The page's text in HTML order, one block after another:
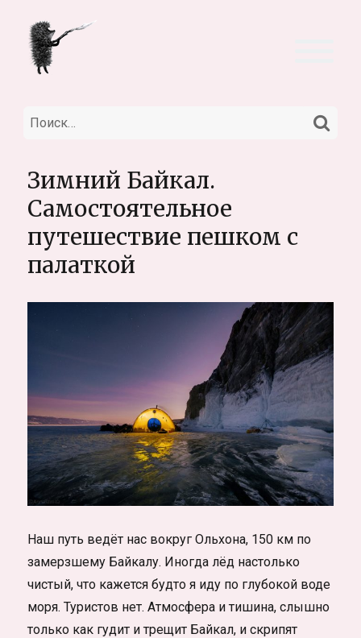
Искать:
Зимний Байкал.
Самостоятельное
путешествие пешком с
палаткой
Наш путь ведёт нас вокруг Ольхона, 150 км по
замерзшему Байкалу. Иногда лёд настолько
чистый, что кажется будто я иду по глубокой воде
моря. Туристов нет. Атмосфера и тишина, слышно
только как гудит и трещит Байкал, и скрипят